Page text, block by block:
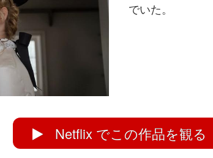
でいた。
Netflix でこの作品を観る